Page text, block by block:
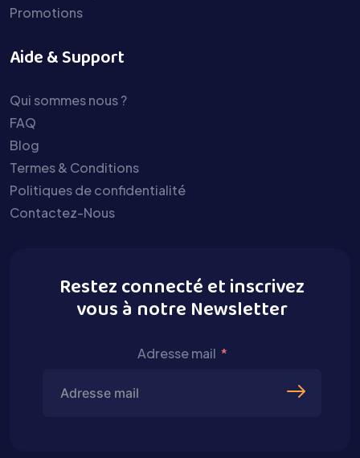
Promotions
Aide & Support
Qui sommes nous ?
FAQ
Blog
Termes & Conditions
Politiques de confidentialité
Contactez-Nous
Restez connecté et inscrivez
vous à notre Newsletter
Adresse mail